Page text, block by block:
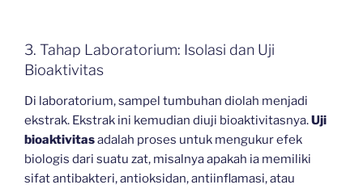
3. Tahap Laboratorium: Isolasi dan Uji
Bioaktivitas
Di laboratorium, sampel tumbuhan diolah menjadi
ekstrak. Ekstrak ini kemudian diuji bioaktivitasnya.Uji
bioaktivitasadalah proses untuk mengukur efek
biologis dari suatu zat, misalnya apakah ia memiliki
sifat antibakteri, antioksidan, antiinflamasi, atau